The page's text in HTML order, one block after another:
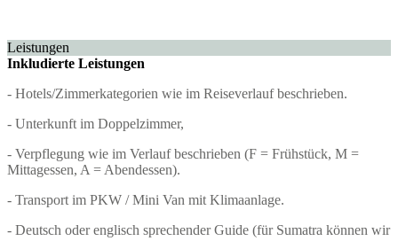
Leistungen
Inkludierte Leistungen
- Hotels/Zimmerkategorien wie im Reiseverlauf beschrieben.
- Unterkunft im Doppelzimmer,
- Verpflegung wie im Verlauf beschrieben (F = Frühstück, M =
Mittagessen, A = Abendessen).
- Transport im PKW / Mini Van mit Klimaanlage.
- Deutsch oder englisch sprechender Guide (für Sumatra können wir